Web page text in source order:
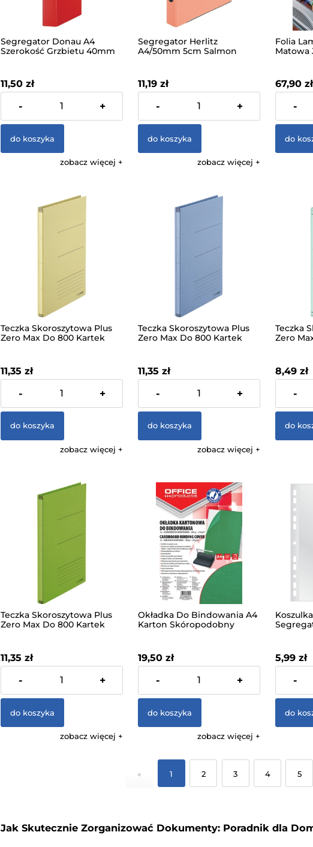
Segregator Donau A4
Szerokość Grzbietu 40mm
11,50 zł
zawiera 23% VAT, bez kosztów
- +
do koszyka
zobacz więcej
Segregator Herlitz
A4/50mm 5cm Salmon
11,19 zł
zawiera 23% VAT, bez kosztów
- +
do koszyka
zobacz więcej
Folia
Matowa
67,90 zł
zawiera
-
do
Teczka Skoroszytowa Plus
Zero Max Do 800 Kartek
11,35 zł
zawiera 23% VAT, bez kosztów
- +
do koszyka
zobacz więcej
Teczka Skoroszytowa Plus
Zero Max Do 800 Kartek
11,35 zł
zawiera 23% VAT, bez kosztów
- +
do koszyka
zobacz więcej
Teczka
Zero
8,49 zł
zawiera
-
do
Teczka Skoroszytowa Plus
Zero Max Do 800 Kartek
11,35 zł
zawiera 23% VAT, bez kosztów
- +
do koszyka
zobacz więcej
Okładka Do Bindowania A4
Karton Skóropodobny
19,50 zł
zawiera 23% VAT, bez kosztów
- +
do koszyka
zobacz więcej
5,99 zł
zawiera
-
do
« 1 2 3 4 5
Jak Skutecznie Zorganizować Dokumenty: Poradnik dla